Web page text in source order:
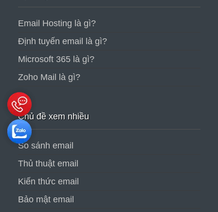
Email Hosting là gì?
Định tuyến email là gì?
Microsoft 365 là gì?
Zoho Mail là gì?
Chủ đề xem nhiều
So sánh email
Thủ thuật email
Kiến thức email
Bảo mật email